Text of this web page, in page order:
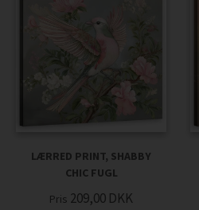
LÆRRED PRINT, SHABBY
CHIC FUGL
Pris 209,00 DKK